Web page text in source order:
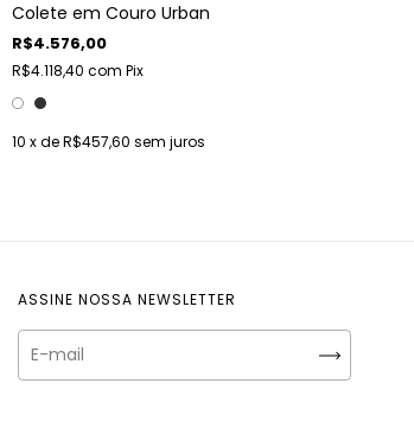
Colete em Couro Urban
R$4.576,00
R$4.118,40 com Pix
10 x deR$457,60 sem juros
ASSINE NOSSA NEWSLETTER